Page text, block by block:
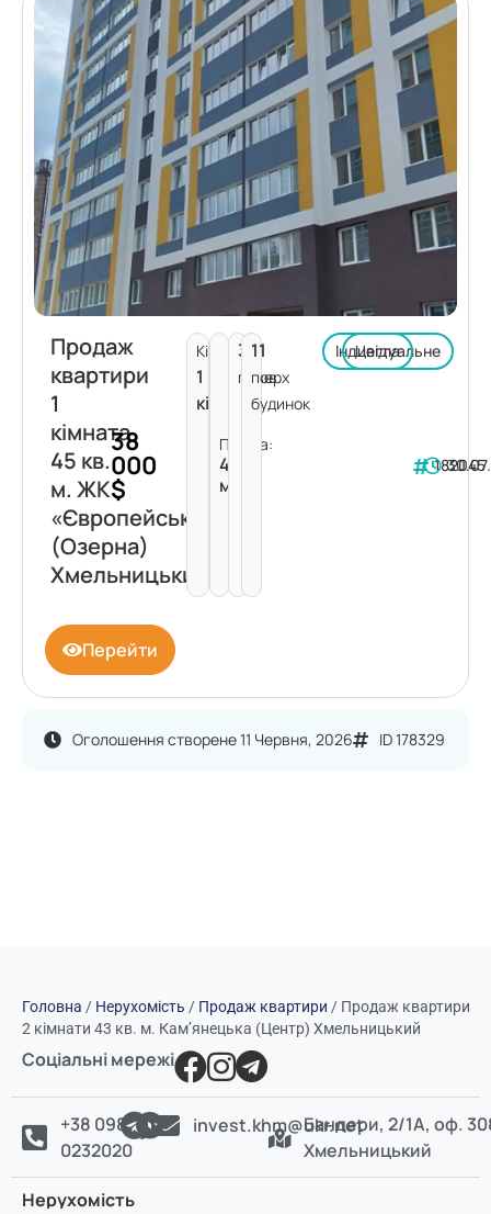
Оголошення створене 11 Червня, 2026 ID 178329
Продаж
квартири
1
кімната
45 кв.
м. ЖК
«Європейський»
(Озерна)
Хмельницький
38
000
$
Кімнат:
1
кімната
Площа:
45
м²
3
поверх
11
пов.
будинок
Індивідуальне
Цегла
182045
Перейти
Головна / Нерухомість / Продаж квартири / Продаж квартири
2 кімнати 43 кв. м. Камʼянецька (Центр) Хмельницький
Соціальні мережі
+38 098
0232020
invest.khm@ukr.netБандери, 2/1А, оф.
Хмельницький
Нерухомість